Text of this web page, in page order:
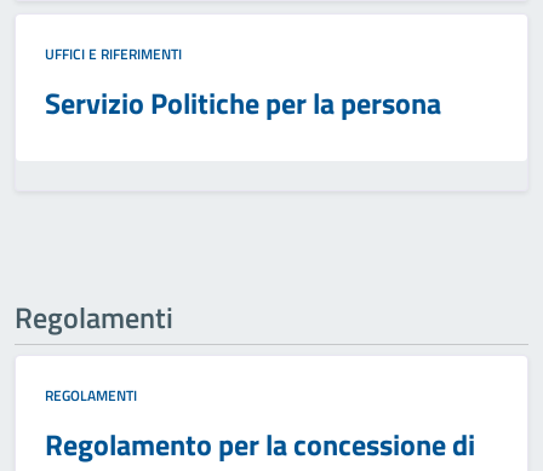
UFFICI E RIFERIMENTI
Servizio Politiche per la persona
Regolamenti
REGOLAMENTI
Regolamento per la concessione di